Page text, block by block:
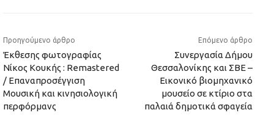
Προηγούμενο άρθρο
Έκθεσης φωτογραφίας
Νίκος Κουκής : Remastered
/ Επαναπροσέγγιση
Μουσική και κινησιολογική
περφόρμανς
Επόμενο άρθρο
Συνεργασία Δήμου
Θεσσαλονίκης και ΣΒΕ –
Εικονικό βιομηχανικό
μουσείο σε κτίριο στα
παλαιά δημοτικά σφαγεία